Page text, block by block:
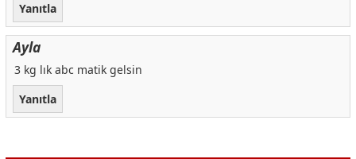
Çok Amaçli Kamp Işiği
329,00 TL
Karabinali Miknatisli Aydinlatma
Asilabilir Kamp Lambasi
Yanıtla
Ayla
3 kg lık abc matik gelsin
Yanıtla